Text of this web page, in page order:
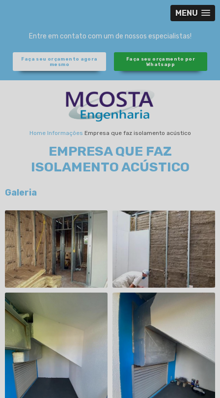
MENU
Entre em contato com um de nossos especialistas!
Faça seu orçamento agora
mesmo
Faça seu orçamento por
Whatsapp
Home Informações Empresa que faz isolamento acústico
EMPRESA QUE FAZ
ISOLAMENTO ACÚSTICO
Galeria